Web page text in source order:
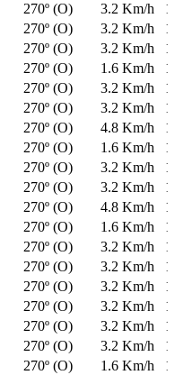
270º (O) 3.2 Km/h
270º (O) 3.2 Km/h
270º (O) 3.2 Km/h
270º (O) 1.6 Km/h
270º (O) 3.2 Km/h
270º (O) 3.2 Km/h
270º (O) 4.8 Km/h
270º (O) 1.6 Km/h
270º (O) 3.2 Km/h
270º (O) 3.2 Km/h
270º (O) 4.8 Km/h
270º (O) 1.6 Km/h
270º (O) 3.2 Km/h
270º (O) 3.2 Km/h
270º (O) 3.2 Km/h
270º (O) 3.2 Km/h
270º (O) 3.2 Km/h
270º (O) 3.2 Km/h
270º (O) 1.6 Km/h